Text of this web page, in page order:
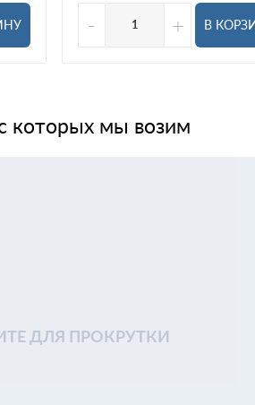
- + В
которых мы возим
ДЛЯ ПРОКРУТКИ